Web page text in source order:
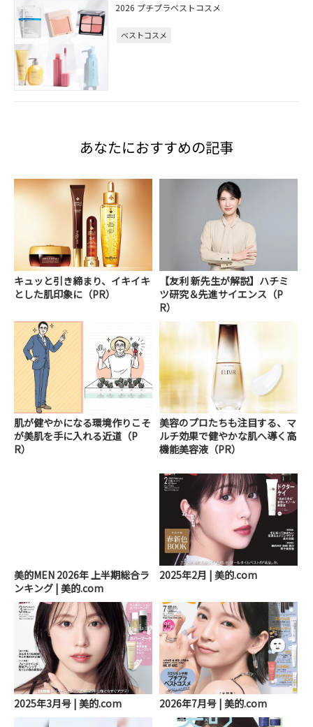
2026 プチプラベストコスメ
ベストコスメ
あなたにおすすめの記事
キュッと引き締まり、イキイキ
とした肌印象に（PR）
【友利 新先生が解説】ハチミ
ツ研究＆先進サイエンス（P
R）
肌が健やかになる環境作りこそ
が美肌を手に入れる近道（P
R）
美容のプロたちも注目する、マ
ルチ効果で健やかな肌へ導く高
機能美容液（PR）
美的MEN 2026年 上半期総合ラ
ンキング | 美的.com
2025年2月 | 美的.com
2025年3月号 | 美的.com 2026年7月号 | 美的.com